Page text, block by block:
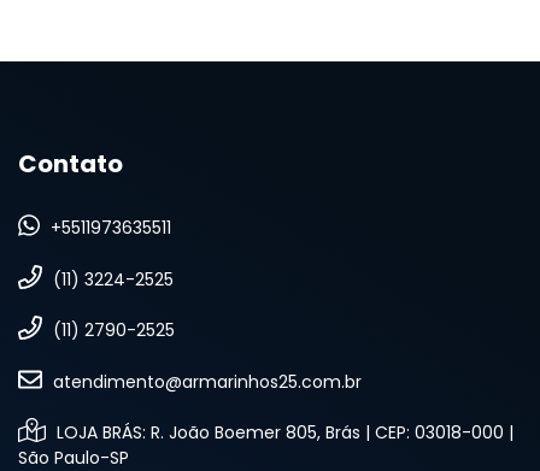
Contato
+5511973635511
(11) 3224-2525
(11) 2790-2525
atendimento@armarinhos25.com.br
LOJA BRÁS: R. João Boemer 805, Brás | CEP: 03018-000 |
São Paulo-SP